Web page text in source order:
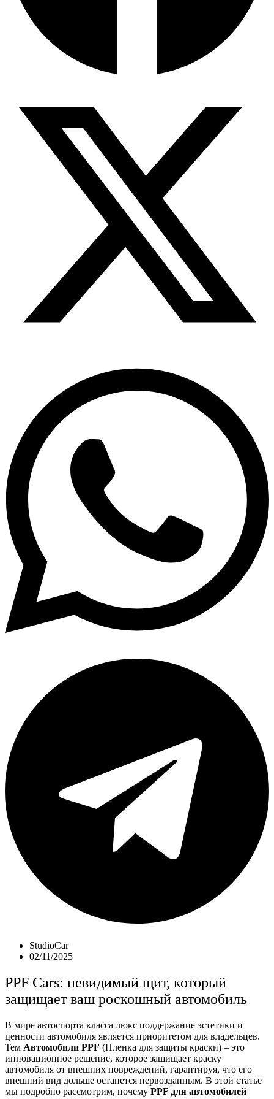
StudioCar
02/11/2025
PPF Cars: невидимый щит, который
защищает ваш роскошный автомобиль
В мире автоспорта класса люкс поддержание эстетики и
ценности автомобиля является приоритетом для владельцев.
Тем Автомобили PPF (Пленка для защиты краски) – это
инновационное решение, которое защищает краску
автомобиля от внешних повреждений, гарантируя, что его
внешний вид дольше останется первозданным. В этой статье
мы подробно рассмотрим, почему PPF для автомобилей